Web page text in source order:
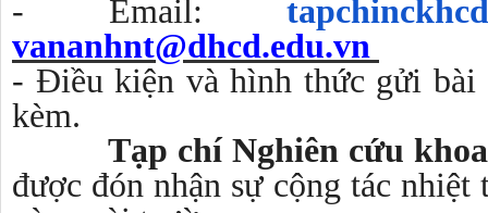
- Email:
vananhnt@dhcd.edu.vn
- Điều kiện và hình thức gửi
kèm.
Tạp chí Nghiên cứu khoa
được đón nhận sự cộng tác